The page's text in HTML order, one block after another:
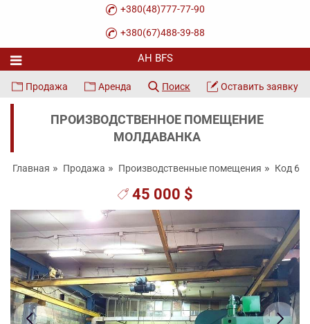
+380(48)777-77-90
+380(67)488-39-88
Продажа Аренда Поиск Оставить заявку
ПРОИЗВОДСТВЕННОЕ ПОМЕЩЕНИЕ
МОЛДАВАНКА
Главная Продажа Производственные помещения Код
45 000 $